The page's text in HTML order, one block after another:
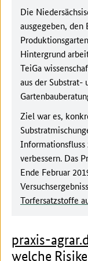
Die
ausgegeben, den
Hintergrund
TeiGa
aus der
Ziel war es,
Informationsfluss
verbessern. Das
Ende Februar
Torfersatzstoffe
praxis-
welche